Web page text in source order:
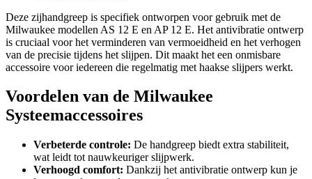
Deze zijhandgreep is specifiek ontworpen voor gebruik met de
Milwaukee modellen AS 12 E en AP 12 E. Het antivibratie ontwerp
is cruciaal voor het verminderen van vermoeidheid en het verhogen
van de precisie tijdens het slijpen. Dit maakt het een onmisbare
accessoire voor iedereen die regelmatig met haakse slijpers werkt.
Voordelen van de Milwaukee
Systeemaccessoires
Verbeterde controle: De handgreep biedt extra stabiliteit,
wat leidt tot nauwkeuriger slijpwerk.
Verhoogd comfort: Dankzij het antivibratie ontwerp kun je